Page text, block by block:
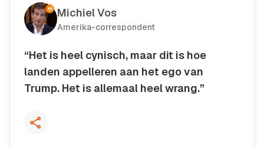
Michiel Vos
Amerika-correspondent
“Het is heel cynisch, maar dit is hoe
landen appelleren aan het ego van
Trump. Het is allemaal heel wrang.”
Kopieer quote